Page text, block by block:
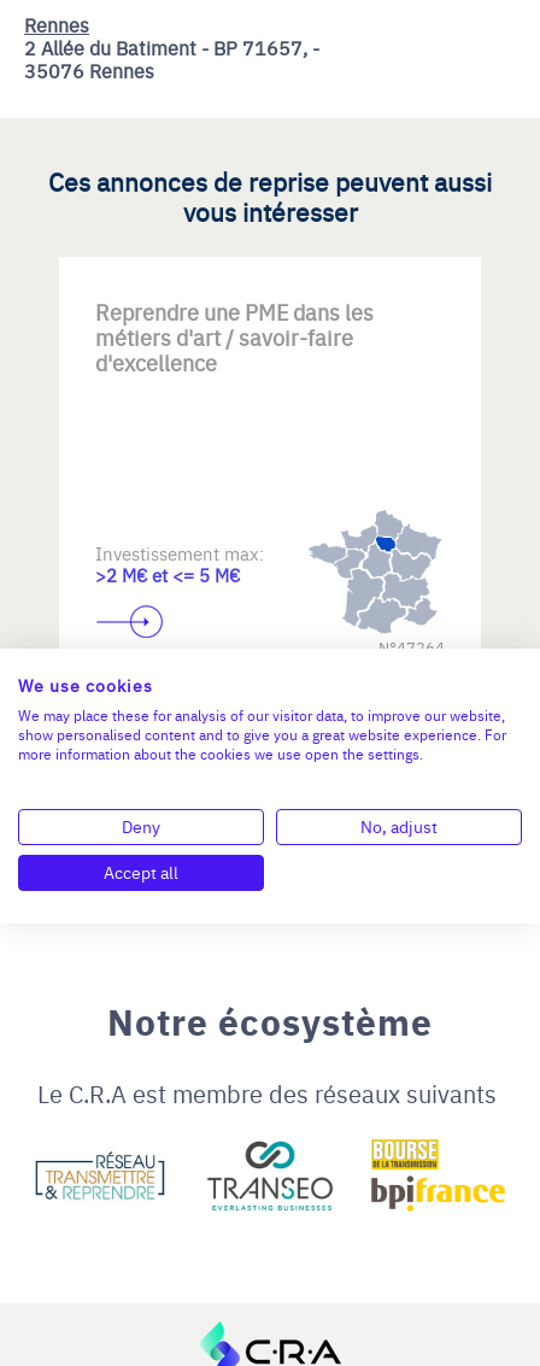
Rennes
2 Allée du Batiment - BP 71657, -
35076 Rennes
Ces annonces de reprise peuvent aussi
vous intéresser
Reprendre une PME dans les
métiers d'art / savoir-faire
d'excellence
Investissement max:
>2 M€ et <= 5 M€
N°47264
Notre écosystème
Le C.R.A est membre des réseaux suivants
We use cookies
We may place these for analysis of our visitor data, to improve our website,
show personalised content and to give you a great website experience. For
more information about the cookies we use open the settings.
Deny
No, adjust
Accept all